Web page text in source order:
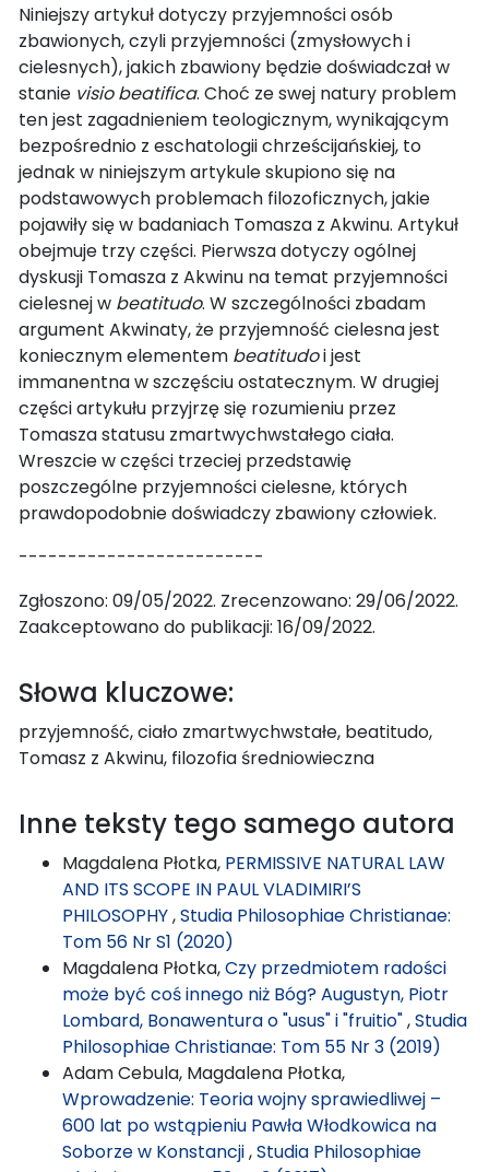
Niniejszy artykuł dotyczy przyjemności osób
zbawionych, czyli przyjemności (zmysłowych i
cielesnych), jakich zbawiony będzie doświadczał w
stanie visio beatifica. Choć ze swej natury problem
ten jest zagadnieniem teologicznym, wynikającym
bezpośrednio z eschatologii chrześcijańskiej, to
jednak w niniejszym artykule skupiono się na
podstawowych problemach filozoficznych, jakie
pojawiły się w badaniach Tomasza z Akwinu. Artykuł
obejmuje trzy części. Pierwsza dotyczy ogólnej
dyskusji Tomasza z Akwinu na temat przyjemności
cielesnej w beatitudo. W szczególności zbadam
argument Akwinaty, że przyjemność cielesna jest
koniecznym elementem beatitudoi jest
immanentna w szczęściu ostatecznym. W drugiej
części artykułu przyjrzę się rozumieniu przez
Tomasza statusu zmartwychwstałego ciała.
Wreszcie w części trzeciej przedstawię
poszczególne przyjemności cielesne, których
prawdopodobnie doświadczy zbawiony człowiek.
-------------------------
Zgłoszono: 09/05/2022. Zrecenzowano: 29/06/2022.
Zaakceptowano do publikacji: 16/09/2022.
Słowa kluczowe:
przyjemność, ciało zmartwychwstałe, beatitudo,
Tomasz z Akwinu, filozofia średniowieczna
Inne teksty tego samego autora
Magdalena Płotka, PERMISSIVE NATURAL LAW
AND ITS SCOPE IN PAUL VLADIMIRI’S
PHILOSOPHY,Studia Philosophiae Christianae:
Tom 56 Nr S1 (2020)
Magdalena Płotka,Czy przedmiotem radości
może być coś innego niż Bóg? Augustyn, Piotr
Lombard, Bonawentura o "usus" i "fruitio",Studia
Philosophiae Christianae: Tom 55 Nr 3 (2019)
Adam Cebula, Magdalena Płotka,
Wprowadzenie: Teoria wojny sprawiedliwej –
600 lat po wstąpieniu Pawła Włodkowica na
Soborze w Konstancji,Studia Philosophiae